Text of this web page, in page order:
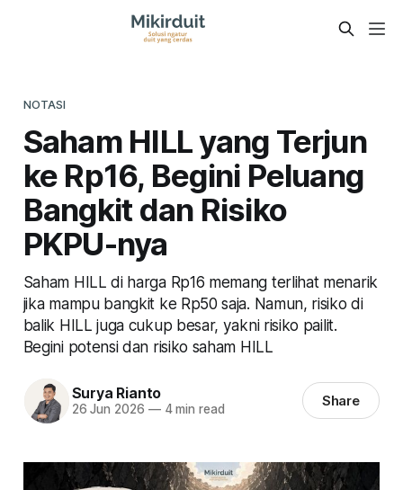
NOTASI
Saham HILL yang Terjun
ke Rp16, Begini Peluang
Bangkit dan Risiko
PKPU-nya
Saham HILL di harga Rp16 memang terlihat menarik
jika mampu bangkit ke Rp50 saja. Namun, risiko di
balik HILL juga cukup besar, yakni risiko pailit.
Begini potensi dan risiko saham HILL
Surya Rianto
26 Jun 2026 —4 min read Share